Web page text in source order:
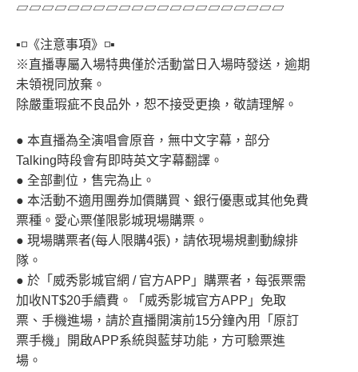
▱▱▱▱▱▱▱▱▱▱▱▱▱▱▱▱▱▱▱▱▱
▪️◽️《注意事項》◽️▪️
※直播專屬入場特典僅於活動當日入場時發送，逾期
未領視同放棄。
除嚴重瑕疵不良品外，恕不接受更換，敬請理解。
● 本直播為全演唱會原音，無中文字幕，部分
Talking時段會有即時英文字幕翻譯。
● 全部劃位，售完為止。
● 本活動不適用團券加價購買、銀行優惠或其他免費
票種。愛心票僅限影城現場購票。
● 現場購票者(每人限購4張)，請依現場規劃動線排
隊。
● 於「威秀影城官網 / 官方APP」購票者，每張票需
加收NT$20手續費。「威秀影城官方APP」免取
票、手機進場，請於直播開演前15分鐘內用「原訂
票手機」開啟APP系統與藍芽功能，方可驗票進
場。